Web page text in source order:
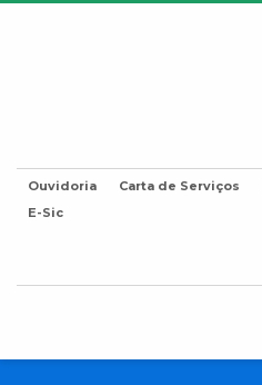
Ouvidoria Carta de Serviços
E-Sic